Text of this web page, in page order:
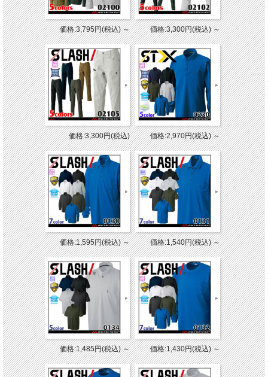
価格:3,795円(税込)～ 価格:3,300円(税込)～
価格:3,300円(税込) 価格:2,970円(税込)～
価格:1,595円(税込)～ 価格:1,540円(税込)～
価格:1,485円(税込)～ 価格:1,430円(税込)～